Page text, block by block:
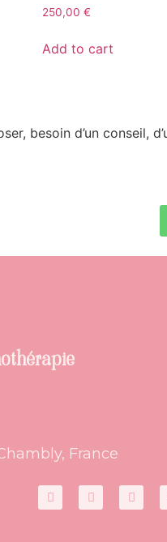
250,00 €
Add to cart
besoin d’un
France